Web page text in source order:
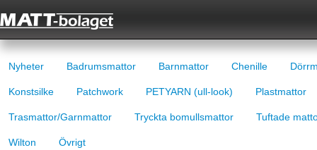
Nyheter Badrumsmattor Barnmattor Chenille
Konstsilke Patchwork PETYARN (ull-look) Plastmattor
Trasmattor/Garnmattor Tryckta bomullsmattor Tuftade
Wilton Övrigt